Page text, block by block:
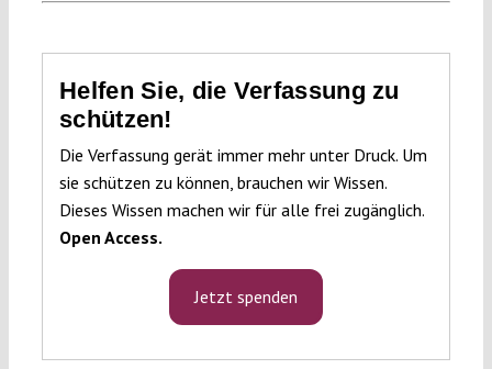
Helfen Sie, die Verfassung zu
schützen!
Die Verfassung gerät immer mehr unter Druck. Um
sie schützen zu können, brauchen wir Wissen.
Dieses Wissen machen wir für alle frei zugänglich.
Open Access.
Jetzt spenden